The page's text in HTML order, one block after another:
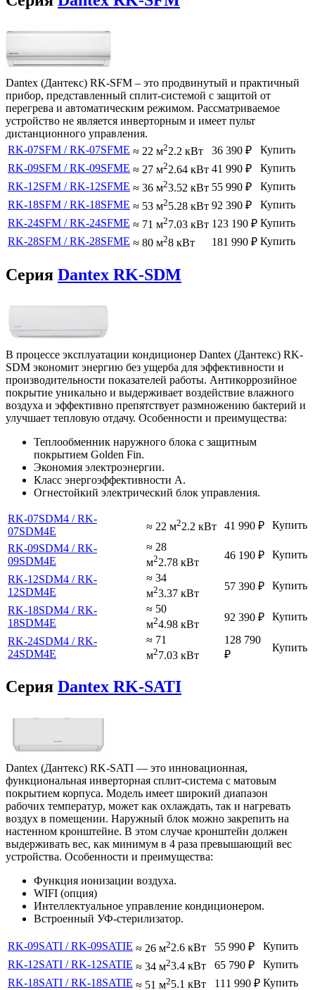
Dantex (Дантекс) RK-SFM – это продвинутый и практичный
прибор, представленный сплит-системой с защитой от
перегрева и автоматическим режимом. Рассматриваемое
устройство не является инверторным и имеет пульт
дистанционного управления.
RK-07SFM / RK-07SFME ≈ 22 м22.2 кВт 36 390 ₽
Купить
RK-09SFM / RK-09SFME ≈ 27 м22.64 кВт 41 990 ₽
Купить
RK-12SFM / RK-12SFME ≈ 36 м23.52 кВт 55 990 ₽
Купить
RK-18SFM / RK-18SFME ≈ 53 м25.28 кВт 92 390 ₽
Купить
RK-24SFM / RK-24SFME ≈ 71 м27.03 кВт 123 190 ₽ Купить
RK-28SFM / RK-28SFME ≈ 80 м28 кВт 181 990 ₽ Купить
Серия Dantex RK-SDM
В процессе эксплуатации кондиционер Dantex (Дантекс) RK-
SDM экономит энергию без ущерба для эффективности и
производительности показателей работы. Антикоррозийное
покрытие уникально и выдерживает воздействие влажного
воздуха и эффективно препятствует размножению бактерий и
улучшает тепловую отдачу. Особенности и преимущества:
Теплообменник наружного блока с защитным
покрытием Golden Fin.
Экономия электроэнергии.
Класс энергоэффективности А.
Огнестойкий электрический блок управления.
RK-07SDM4 / RK-
07SDM4E
≈ 22 м22.2 кВт 41 990 ₽
Купить
RK-09SDM4 / RK-
09SDM4E
≈ 28
м22.78 кВт
46 190 ₽ Купить
RK-12SDM4 / RK-
12SDM4E
≈ 34
м23.37 кВт
57 390 ₽ Купить
RK-18SDM4 / RK-
18SDM4E
≈ 50
м24.98 кВт
92 390 ₽ Купить
RK-24SDM4 / RK-
24SDM4E
≈ 71
м27.03 кВт
128 790
₽
Купить
Серия Dantex RK-SATI
Dantex (Дантекс) RK-SATI — это инновационная,
функциональная инверторная сплит-система с матовым
покрытием корпуса. Модель имеет широкий диапазон
рабочих температур, может как охлаждать, так и нагревать
воздух в помещении. Наружный блок можно закрепить на
настенном кронштейне. В этом случае кронштейн должен
выдерживать вес, как минимум в 4 раза превышающий вес
устройства. Особенности и преимущества:
Функция ионизации воздуха.
WIFI (опция)
Интеллектуальное управление кондиционером.
Встроенный УФ-стерилизатор.
RK-09SATI / RK-09SATIE ≈ 26 м22.6 кВт 55 990 ₽
Купить
RK-12SATI / RK-12SATIE ≈ 34 м23.4 кВт 65 790 ₽
Купить
RK-18SATI / RK-18SATIE ≈ 51 м25.1 кВт 111 990 ₽ Купить